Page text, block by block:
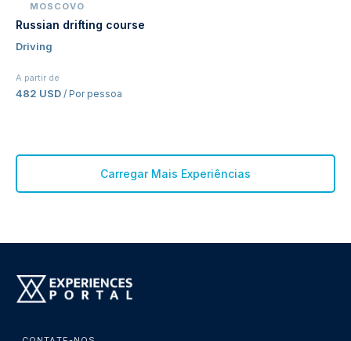
MOSCOVO
Russian drifting course
Driving
A partir de
482 USD / Por pessoa
Carregar Mais Experiências